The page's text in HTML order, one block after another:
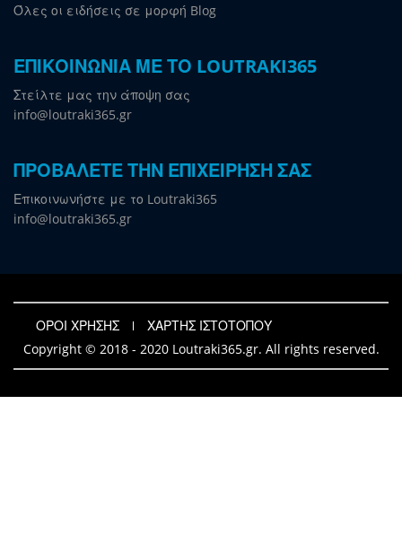
Όλες οι ειδήσεις σε μορφή Blog
ΕΠΙΚΟΙΝΩΝΙΑ ΜΕ ΤΟ LOUTRAKI365
Στείλτε μας την άποψη σας
info@loutraki365.gr
ΠΡΟΒΑΛΕΤΕ ΤΗΝ ΕΠΙΧΕΙΡΗΣΗ ΣΑΣ
Επικοινωνήστε με το Loutraki365
info@loutraki365.gr
ΟΡΟΙ ΧΡΗΣΗΣ
ΧΑΡΤΗΣ ΙΣΤΟΤΟΠΟΥ
Copyright © 2018 - 2020 Loutraki365.gr. All rights reserved.